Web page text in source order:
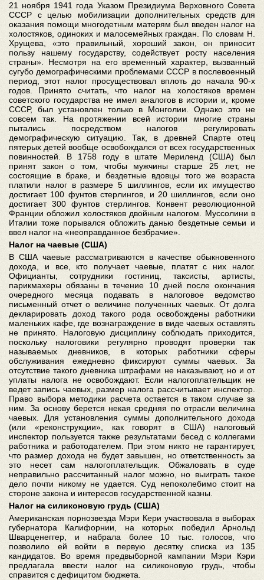
21 ноября 1941 года Указом Президиума Верховного Совета
СССР с целью мобилизации дополнительных средств для
оказания помощи многодетным матерям был введен налог на
холостяков, одиноких и малосемейных граждан. По словам Н.
Хрущева, «это правильный, хороший закон, он приносит
пользу нашему государству, содействует росту населения
страны». Несмотря на его временный характер, вызванный
сугубо демографическими проблемами СССР в послевоенный
период, этот налог просуществовал вплоть до начала 90-х
годов. Принято считать, что налог на холостяков времен
советского государства не имел аналогов в истории и, кроме
СССР, был установлен только в Монголии. Однако это не
совсем так. На протяжении всей истории многие страны
пытались посредством налогов регулировать
демографическую ситуацию. Так, в древней Спарте отец
пятерых детей вообще освобождался от всех государственных
повинностей. В 1758 году в штате Мериленд (США) был
принят закон о том, чтобы мужчины старше 25 лет, не
состоящие в браке, и бездетные вдовцы того же возраста
платили налог в размере 5 шиллингов, если их имущество
достигает 100 фунтов стерлингов, и 20 шиллингов, если оно
достигает 300 фунтов стерлингов. Конвент революционной
Франции обложил холостяков двойным налогом. Муссолини в
Италии тоже порывался обложить данью бездетные семьи и
ввел налог на «неоправданное безбрачие».
Налог на чаевые (США)
В США чаевые рассматриваются в качестве обыкновенного
дохода, и все, кто получает чаевые, платят с них налог.
Официанты, сотрудники гостиниц, таксисты, артисты,
парикмахеры обязаны в течение 10 дней после окончания
очередного месяца подавать в налоговое ведомство
письменный отчет о величине полученных чаевых. От долга
декларировать доход такого рода освобождены работники
маленьких кафе, где вознаграждение в виде чаевых оставлять
не принято. Налоговую дисциплину соблюдать приходится,
поскольку налоговики регулярно проводят проверки так
называемых дневников, в которых работники сферы
обслуживания ежедневно фиксируют суммы чаевых. За
отсутствие такого дневника штрафами не наказывают, но и от
уплаты налога не освобождают. Если налогоплательщик не
ведет запись чаевых, размер налога рассчитывает инспектор.
Право выбора методики расчета остается в таком случае за
ним. За основу берется некая средняя по отрасли величина
чаевых. Для установления суммы дополнительного дохода
(или «реконструкции», как говорят в США) налоговый
инспектор пользуется также результатами бесед с коллегами
работника и работодателем. При этом никто не гарантирует,
что размер дохода не будет завышен, но ответственность за
это несет сам налогоплательщик. Обжаловать в суде
неправильно рассчитанный налог можно, но выиграть такое
дело почти никому не удается. Суд непоколебимо стоит на
стороне закона и интересов государственной казны.
Налог на силиконовую грудь (США)
Американская порнозвезда Мэри Кери участвовала в выборах
губернатора Калифорнии, на которых победил Арнольд
Шварценеггер, и набрала более 10 тыс. голосов, что
позволило ей войти в первую десятку списка из 135
кандидатов. Во время предвыборной кампании Мэри Кэри
предлагала ввести налог на силиконовую грудь, чтобы
справится с дефицитом бюджета.